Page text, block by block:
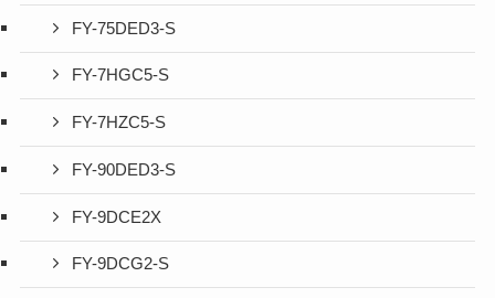
FY-75DED3-S
FY-7HGC5-S
FY-7HZC5-S
FY-90DED3-S
FY-9DCE2X
FY-9DCG2-S